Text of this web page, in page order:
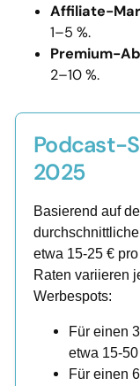
Affiliate-
1–5 %.
Premium-
2–10 %.
Podcast-
2025
Basierend auf
etwa 15-25 €
Raten variieren
Werbespots:
Für einen
etwa 15-
Für einen